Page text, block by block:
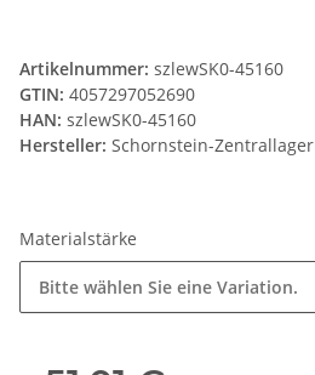
Artikelnummer: szlewSK0-45160
GTIN: 4057297052690
HAN: szlewSK0-45160
Hersteller: Schornstein-Zentrallager
Materialstärke
Bitte wählen Sie eine Variation.